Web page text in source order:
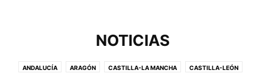
NOTICIAS
ANDALUCÍA ARAGÓN CASTILLA-LA MANCHA CASTILLA-LEÓN